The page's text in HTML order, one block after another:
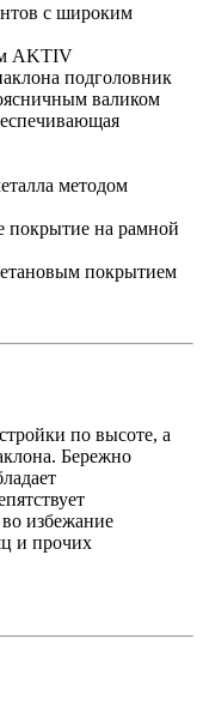
с широким
AKTIV
подголовник
валиком
методом
покрытие на рамной
покрытием
по высоте, а
Бережно
избежание
и прочих